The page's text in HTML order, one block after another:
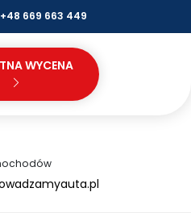
+48 669 663 449
BEZPŁATNA WYCENA